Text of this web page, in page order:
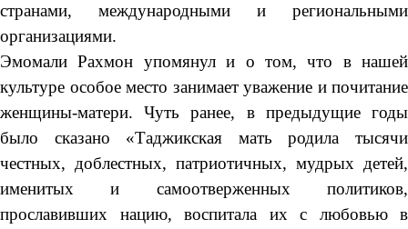
странами, международными и региональными
организациями.
Эмомали Рахмон упомянул и о том, что в нашей
культуре особое место занимает уважение и почитание
женщины-матери. Чуть ранее, в предыдущие годы
было сказано «Таджикская мать родила тысячи
честных, доблестных, патриотичных, мудрых детей,
именитых и самоотверженных политиков,
прославивших нацию, воспитала их с любовью в